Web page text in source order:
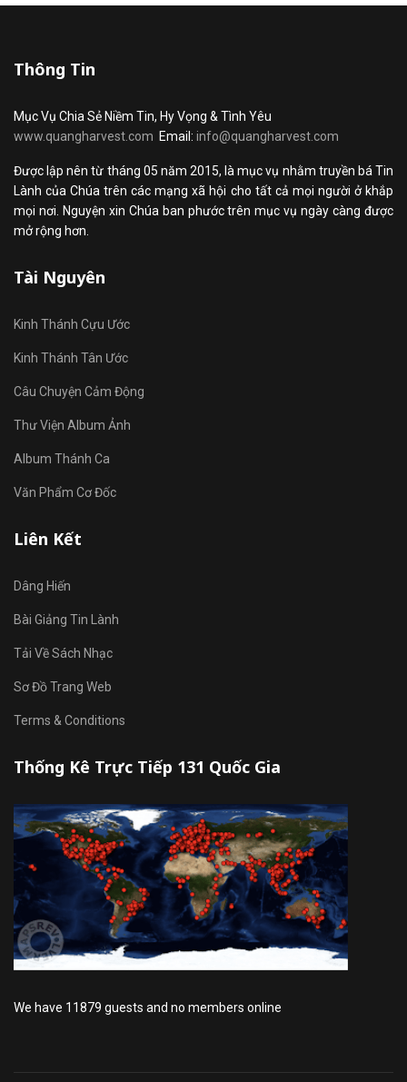
Thông Tin
Mục Vụ Chia Sẻ Niềm Tin, Hy Vọng & Tình Yêu
www.quangharvest.com Email: info@quangharvest.com
Được lập nên từ tháng 05 năm 2015, là mục vụ nhằm truyền bá Tin
Lành của Chúa trên các mạng xã hội cho tất cả mọi người ở khắp
mọi nơi. Nguyện xin Chúa ban phước trên mục vụ ngày càng được
mở rộng hơn.
Tài Nguyên
Kinh Thánh Cựu Ước
Kinh Thánh Tân Ước
Câu Chuyện Cảm Động
Thư Viện Album Ảnh
Album Thánh Ca
Văn Phẩm Cơ Đốc
Liên Kết
Dâng Hiến
Bài Giảng Tin Lành
Tải Về Sách Nhạc
Sơ Đồ Trang Web
Terms & Conditions
Thống Kê Trực Tiếp 131 Quốc Gia
We have 11879 guests and no members online